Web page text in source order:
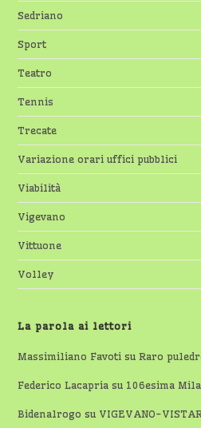
Sedriano
Sport
Teatro
Tennis
Trecate
Variazione orari uffici pubblici
Viabilità
Vigevano
Vittuone
Volley
La parola ai lettori
Massimiliano Favoti suRaro
Federico Lacapria su 106esima
Bidenalrogo su VIGEVANO-